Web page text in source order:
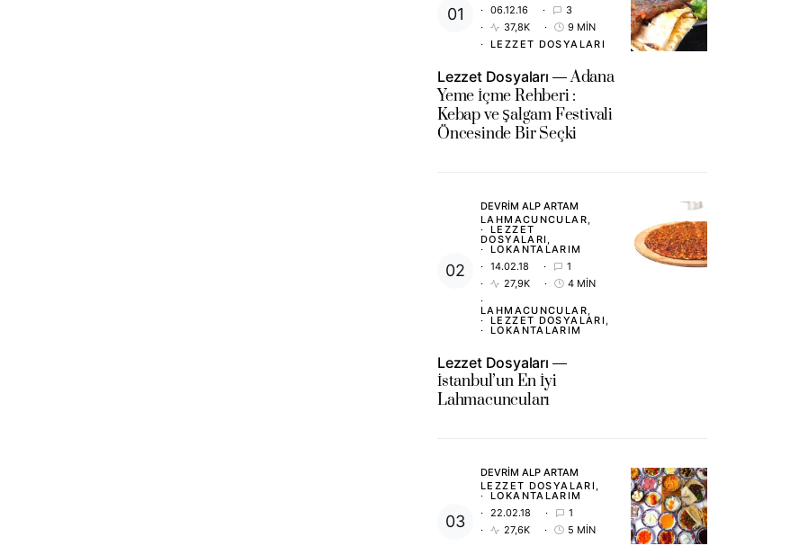
06.12.16
3
37,8K
9 MIN
LEZZET DOSYALARI
Lezzet Dosyaları
Adana
Yeme İçme Rehberi :
Kebap ve Şalgam Festivali
Öncesinde Bir Seçki
DEVRIM ALP ARTAM
LAHMACUNCULAR
LEZZET
DOSYALARI
LOKANTALARIM
14.02.18
1
27,9K
4 MIN
LAHMACUNCULAR
LEZZET DOSYALARI
LOKANTALARIM
Lezzet Dosyaları
İstanbul’un En İyi
Lahmacuncuları
DEVRIM ALP ARTAM
LEZZET DOSYALARI
LOKANTALARIM
22.02.18
1
27,6K
5 MIN